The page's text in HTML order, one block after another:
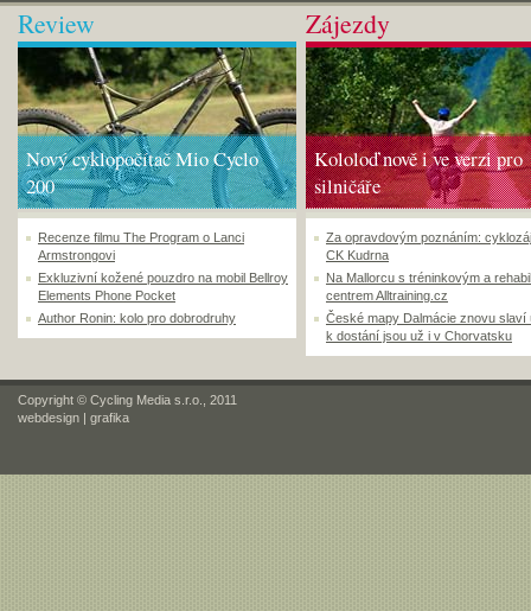
Review
Nový cyklopočítač Mio Cyclo
200
Recenze filmu The Program o Lanci
Armstrongovi
Exkluzivní kožené pouzdro na mobil Bellroy
Elements Phone Pocket
Author Ronin: kolo pro dobrodruhy
Zájezdy
Kololoď nově i ve verzi pro
silničáře
Za opravdovým poznáním:
CK Kudrna
Na Mallorcu s tréninkovým a
centrem Alltraining.cz
České mapy Dalmácie znovu slaví
k dostání jsou už i v Chorvatsku
Copyright © Cycling Media s.r.o., 2011
webdesign | grafika